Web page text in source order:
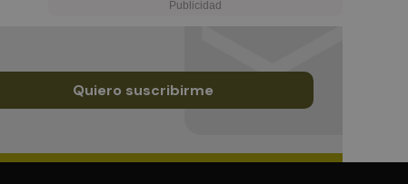
Quiero suscribirme